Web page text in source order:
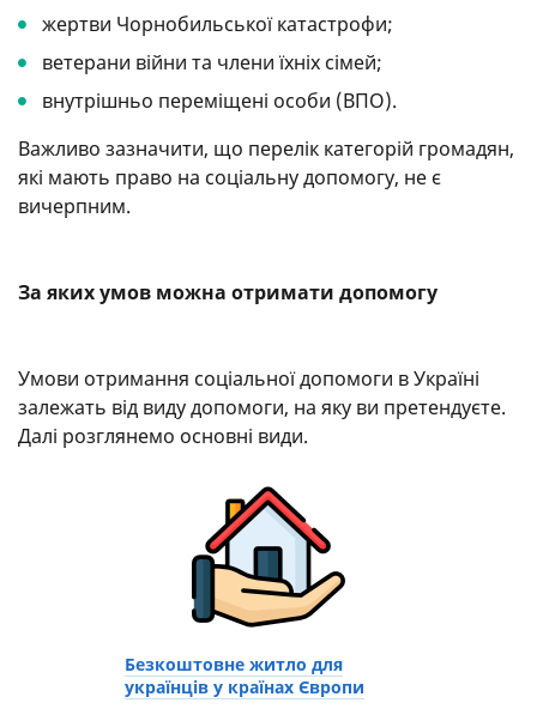
жертви Чорнобильської катастрофи;
ветерани війни та члени їхніх сімей;
внутрішньо переміщені особи (ВПО).
Важливо зазначити, що перелік категорій громадян,
які мають право на соціальну допомогу, не є
вичерпним.
За яких умов можна отримати допомогу
Умови отримання соціальної допомоги в Україні
залежать від виду допомоги, на яку ви претендуєте.
Далі розглянемо основні види.
Безкоштовне житло для
українців у країнах Європи